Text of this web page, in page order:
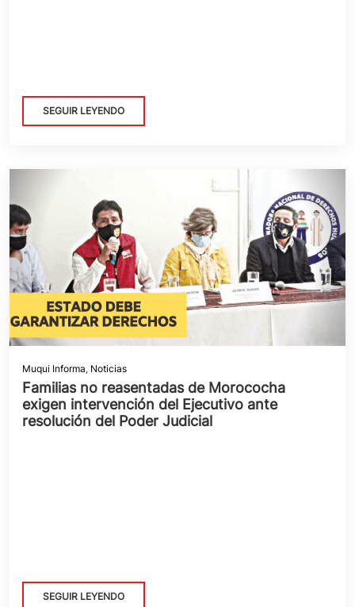
SEGUIR LEYENDO
Muqui Informa, Noticias
Familias no reasentadas de Morococha
exigen intervención del Ejecutivo ante
resolución del Poder Judicial
SEGUIR LEYENDO